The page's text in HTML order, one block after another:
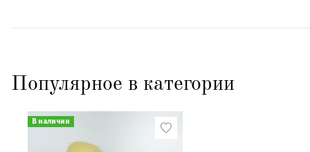
Популярное в категории
В наличии